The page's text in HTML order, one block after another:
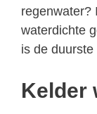
regenwater?
waterdichte
is de
Kelder